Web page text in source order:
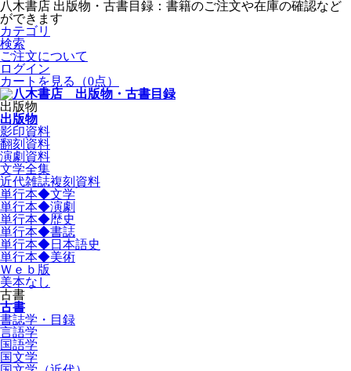
八木書店 出版物・古書目録：書籍のご注文や在庫の確認など
ができます
カテゴリ
検索
ご注文について
ログイン
カートを見る
（0点）
出版物
出版物
影印資料
翻刻資料
演劇資料
文学全集
近代雑誌複刻資料
単行本◆文学
単行本◆演劇
単行本◆歴史
単行本◆書誌
単行本◆日本語史
単行本◆美術
Ｗｅｂ版
美本なし
古書
古書
書誌学・目録
言語学
国語学
国文学